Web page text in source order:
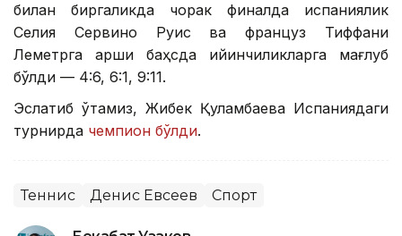
билан биргаликда чорак финалда испаниялик
Селия Сервино Руис ва француз Тиффани
Леметрга қарши баҳсда қийинчиликларга мағлуб
бўлди — 4:6, 6:1, 9:11.
Эслатиб ўтамиз, Жибек Қуламбаева Испаниядаги
турнирда чемпион бўлди.
Теннис Денис Евсеев Спорт